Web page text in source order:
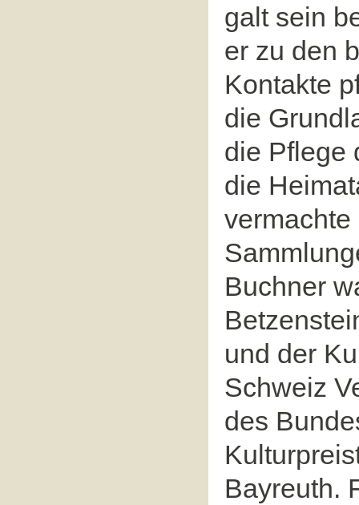
galt sein
er zu den
Kontakte
die
die Pflege
die
Buchner
und der
Schweiz
des
Bayreuth.